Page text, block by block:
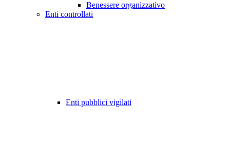
Benessere organizzativo
Enti controllati
Enti pubblici vigilati